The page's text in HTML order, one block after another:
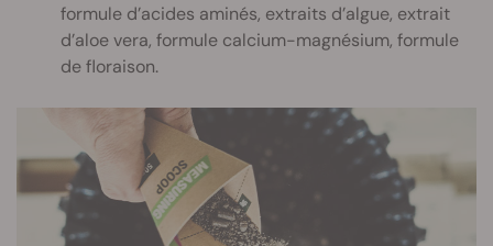
formule d’acides aminés, extraits d’algue, extrait
d’aloe vera, formule calcium-magnésium, formule
de floraison.